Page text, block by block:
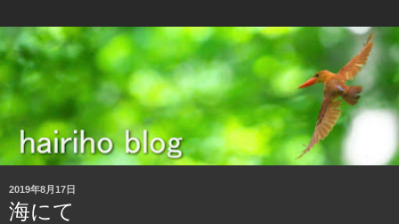
2019年8月17日
海にて